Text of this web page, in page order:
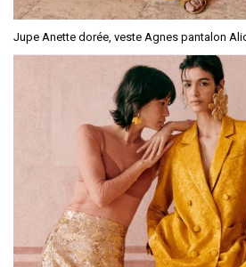
Jupe Anette dorée, veste Agnes pantalon